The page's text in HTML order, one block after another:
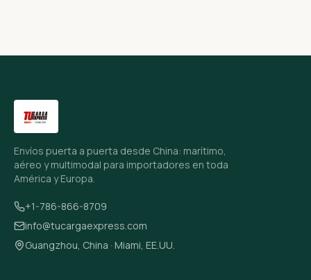
Envíos puerta a puerta desde China: marítimo,
aéreo y multimodal para importadores en toda
América y Europa.
+1-786-866-8709
info@tucargaexpress.com
Guangzhou, China · Miami, EE.UU.